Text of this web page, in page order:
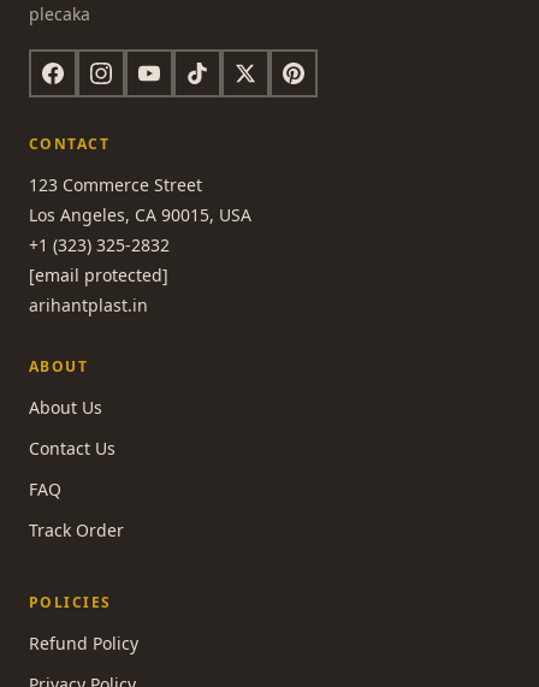
plecaka
CONTACT
123 Commerce Street
Los Angeles, CA 90015, USA
+1 (323) 325-2832
[email protected]
arihantplast.in
ABOUT
About Us
Contact Us
FAQ
Track Order
POLICIES
Refund Policy